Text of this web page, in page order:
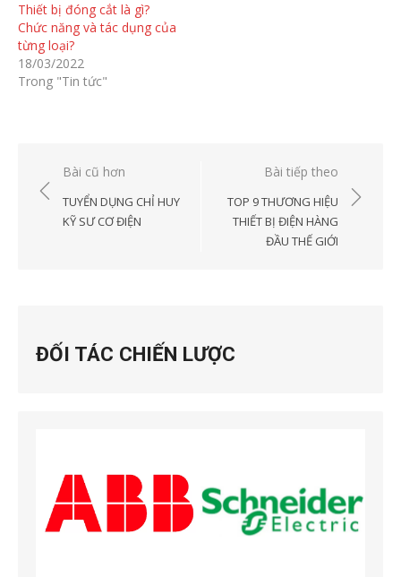
Thiết bị đóng cắt là gì?
Chức năng và tác dụng của
từng loại?
18/03/2022
Trong "Tin tức"
Điều
hướng
Bài cũ hơn
TUYỂN DỤNG CHỈ HUY
KỸ SƯ CƠ ĐIỆN
Bài tiếp theo
TOP 9 THƯƠNG HIỆU
THIẾT BỊ ĐIỆN HÀNG
ĐẦU THẾ GIỚI
ĐỐI TÁC CHIẾN LƯỢC